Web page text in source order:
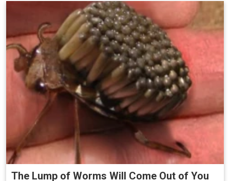
The Lump of Worms Will Come Out of You